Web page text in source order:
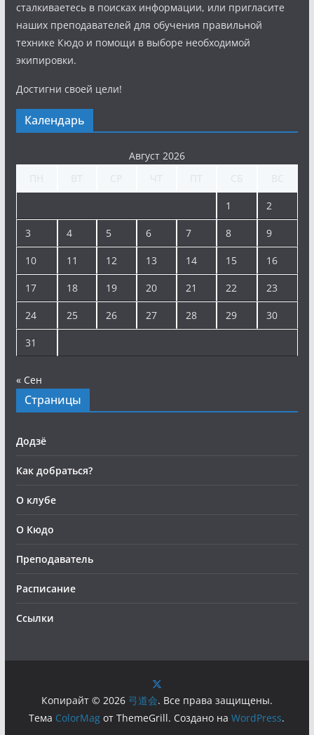
сталкиваетесь в поисках информации, или пригласите
наших преподавателей для обучения правильной
технике Кюдо и помощи в выборе необходимой
экипировки.
Достигни своей цели!
Календарь
Август 2026
1 2
3 4 5 6 7 8 9
10 11 12 13 14 15 16
17 18 19 20 21 22 23
24 25 26 27 28 29 30
31
« Сен
Страницы
Додзё
Как добраться?
О клубе
О Кюдо
Преподаватель
Расписание
Ссылки
Копирайт © 2026 弓道会. Все права защищены.
Тема ColorMag от ThemeGrill. Создано наWordPress.